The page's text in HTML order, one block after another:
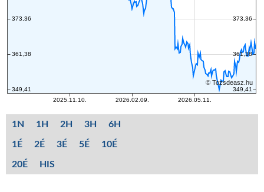
1N 1H 2H 3H 6H
1É 2É 3É 5É 10É
20É HIS